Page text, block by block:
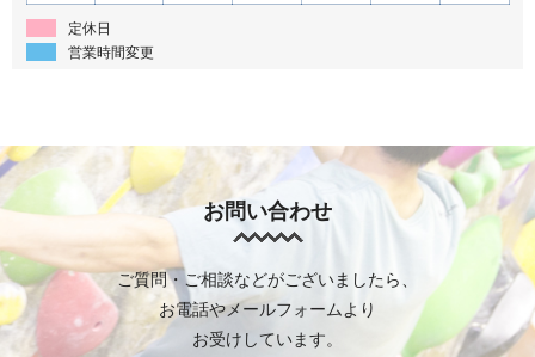
定休日
営業時間変更
お問い合わせ
ご質問・ご相談などがございましたら、
お電話やメールフォームより
お受けしています。